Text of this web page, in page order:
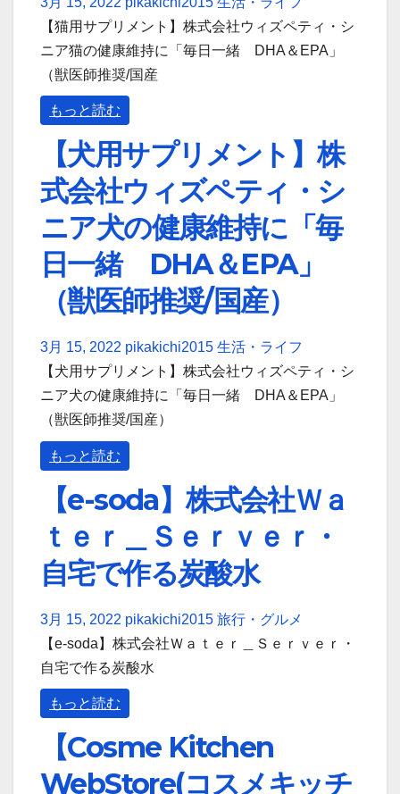
【猫用サプリメント】株式会社ウィズペティ・シ
ニア猫の健康維持に「毎日一緒 DHA＆EPA」
（獣医師推奨/国産
もっと読む
【犬用サプリメント】株
式会社ウィズペティ・シ
ニア犬の健康維持に「毎
日一緒 DHA＆EPA」
（獣医師推奨/国産）
3月 15, 2022 pikakichi2015 生活・ライフ
【犬用サプリメント】株式会社ウィズペティ・シ
ニア犬の健康維持に「毎日一緒 DHA＆EPA」
（獣医師推奨/国産）
もっと読む
【e-soda】株式会社Ｗａ
ｔｅｒ＿Ｓｅｒｖｅｒ・
自宅で作る炭酸水
3月 15, 2022 pikakichi2015 旅行・グルメ
【e-soda】株式会社Ｗａｔｅｒ＿Ｓｅｒｖｅｒ・
自宅で作る炭酸水
もっと読む
【Cosme Kitchen
WebStore(コスメキッチ